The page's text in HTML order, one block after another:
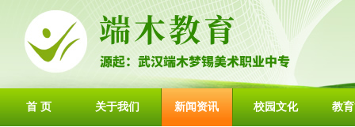
首 页 关于我们 新闻资讯 校园文化 教